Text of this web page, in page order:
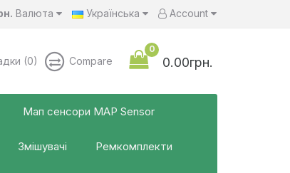
Валюта Українська Account
(0) Compare
0
0.00грн.
Мап сенсори MAP Sensor
Змішувачі Ремкомплекти